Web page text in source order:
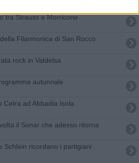
tra Strauss e Morricone
Filarmonica di San Rocco
rock in Valdelsa
autunnale
Cetra ad Abbadia Isola
il Sonar che adesso ritorna
Schlein ricordano i partigiani